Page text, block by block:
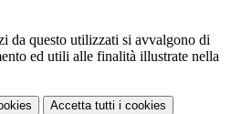
da questo utilizzati si avvalgono di
ed utili alle finalità illustrate nella
Accetta tutti i cookies